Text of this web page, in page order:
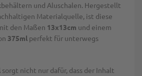
und Aluschalen. Hergestellt
Materialquelle, ist diese
den Maßen 13x13cm und einem
375ml perfekt für unterwegs
sorgt nicht nur dafür, dass der Inhalt